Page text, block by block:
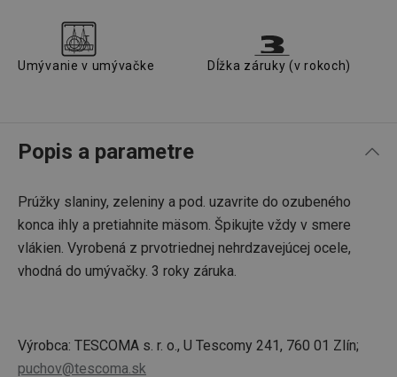
Umývanie v umývačke Dĺžka záruky (v rokoch)
Popis a parametre
Prúžky slaniny, zeleniny a pod. uzavrite do ozubeného
konca ihly a pretiahnite mäsom. Špikujte vždy v smere
vlákien. Vyrobená z prvotriednej nehrdzavejúcej ocele,
vhodná do umývačky. 3 roky záruka.
Výrobca: TESCOMA s. r. o., U Tescomy 241, 760 01 Zlín;
puchov@tescoma.sk